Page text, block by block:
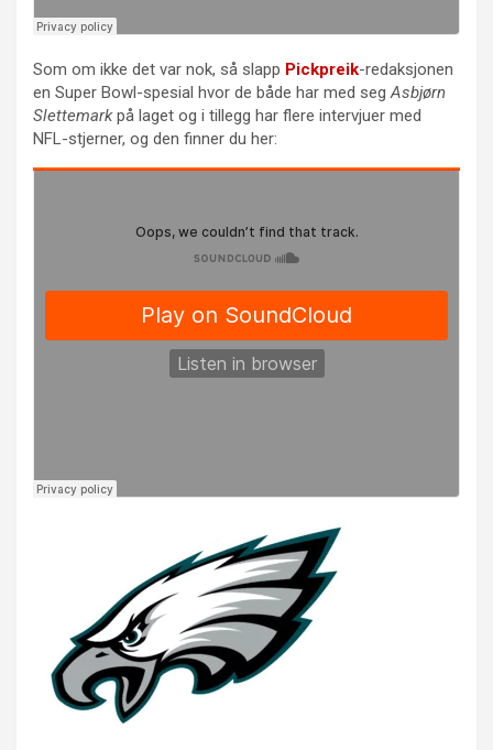
Som om ikke det var nok, så slapp Pickpreik-redaksjonen
en Super Bowl-spesial hvor de både har med segAsbjørn
Slettemarkpå laget og i tillegg har flere intervjuer med
NFL-stjerner, og den finner du her: